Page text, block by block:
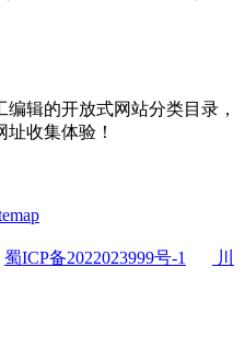
辑的开放式网站分类目录，
收集体验！
蜀ICP备2022023999号-1
川